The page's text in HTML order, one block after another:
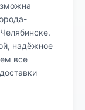
надёжное
все